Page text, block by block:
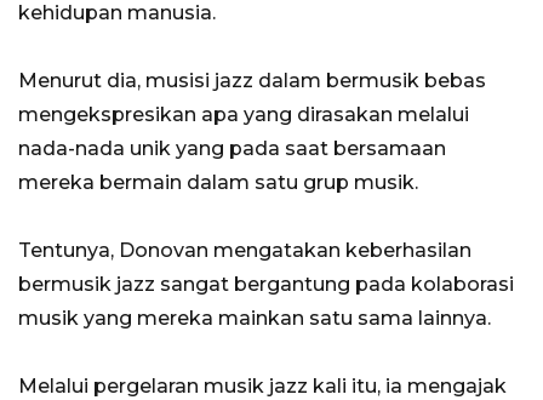
kehidupan manusia.
Menurut dia, musisi jazz dalam bermusik bebas
mengekspresikan apa yang dirasakan melalui
nada-nada unik yang pada saat bersamaan
mereka bermain dalam satu grup musik.
Tentunya, Donovan mengatakan keberhasilan
bermusik jazz sangat bergantung pada kolaborasi
musik yang mereka mainkan satu sama lainnya.
Melalui pergelaran musik jazz kali itu, ia mengajak